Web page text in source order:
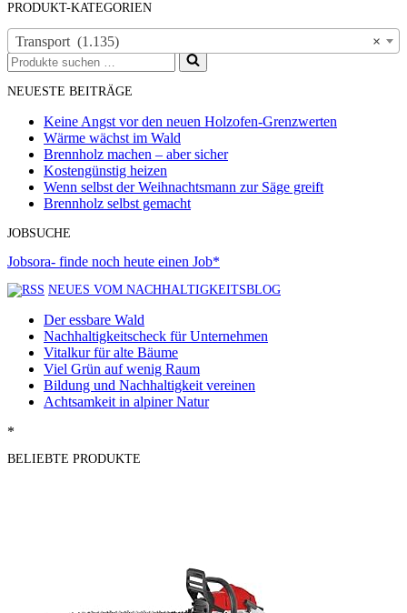
PRODUKT-KATEGORIEN
×
Transport (1.135)
Suchen
nach …
NEUESTE BEITRÄGE
Keine Angst vor den neuen Holzofen-Grenzwerten
Wärme wächst im Wald
Brennholz machen – aber sicher
Kostengünstig heizen
Wenn selbst der Weihnachtsmann zur Säge greift
Brennholz selbst gemacht
JOBSUCHE
Jobsora- finde noch heute einen Job*
NEUES VOM NACHHALTIGKEITSBLOG
Der essbare Wald
Nachhaltigkeitscheck für Unternehmen
Vitalkur für alte Bäume
Viel Grün auf wenig Raum
Bildung und Nachhaltigkeit vereinen
Achtsamkeit in alpiner Natur
*
BELIEBTE PRODUKTE